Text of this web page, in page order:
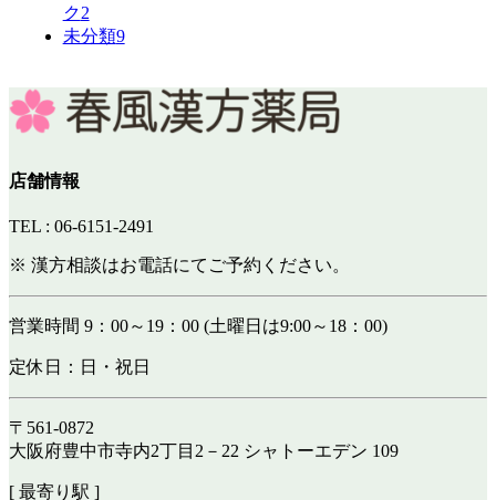
ク2
未分類9
店舗情報
TEL : 06-6151-2491
※ 漢方相談はお電話にてご予約ください。
営業時間 9：00～19：00 (土曜日は9:00～18：00)
定休日：日・祝日
〒561-0872
大阪府豊中市寺内2丁目2－22 シャトーエデン 109
[ 最寄り駅 ]